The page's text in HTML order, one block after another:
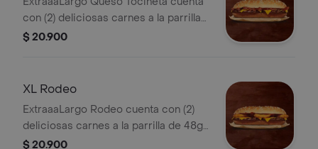
con (2) deliciosas carnes a la parrilla
de 48gr, con (2) lascas de queso
tostado con ajonjolí .
$ 20.900
XL Rodeo
ExtraaaLargo Rodeo cuenta con (2)
deliciosas carnes a la parrilla de 48gr
,con (2) lascas de queso americano
$ 20.900